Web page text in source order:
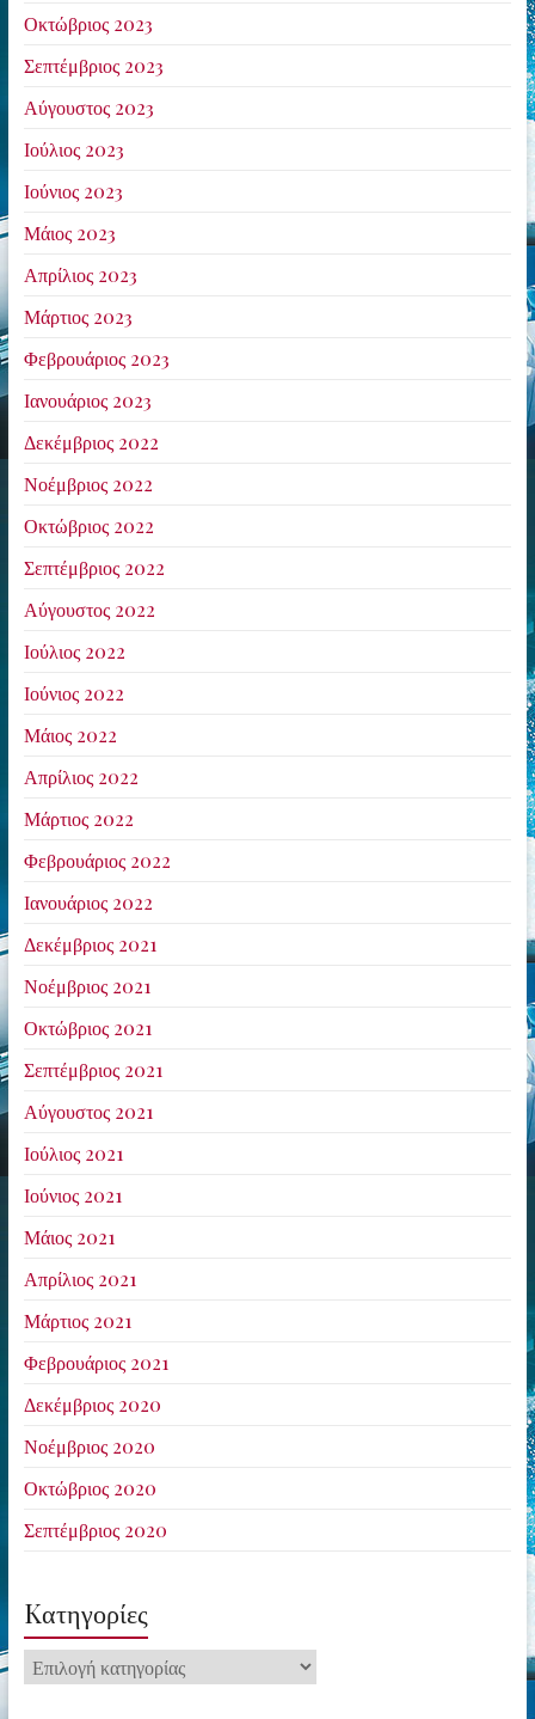
Οκτώβριος 2023
Σεπτέμβριος 2023
Αύγουστος 2023
Ιούλιος 2023
Ιούνιος 2023
Μάιος 2023
Απρίλιος 2023
Μάρτιος 2023
Φεβρουάριος 2023
Ιανουάριος 2023
Δεκέμβριος 2022
Νοέμβριος 2022
Οκτώβριος 2022
Σεπτέμβριος 2022
Αύγουστος 2022
Ιούλιος 2022
Ιούνιος 2022
Μάιος 2022
Απρίλιος 2022
Μάρτιος 2022
Φεβρουάριος 2022
Ιανουάριος 2022
Δεκέμβριος 2021
Νοέμβριος 2021
Οκτώβριος 2021
Σεπτέμβριος 2021
Αύγουστος 2021
Ιούλιος 2021
Ιούνιος 2021
Μάιος 2021
Απρίλιος 2021
Μάρτιος 2021
Φεβρουάριος 2021
Δεκέμβριος 2020
Νοέμβριος 2020
Οκτώβριος 2020
Σεπτέμβριος 2020
Kατηγορίες
Kατηγορίες